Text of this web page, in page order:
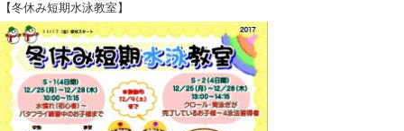
【冬休み短期水泳教室】